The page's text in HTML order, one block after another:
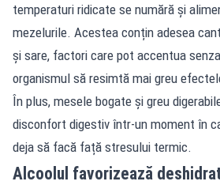
temperaturi ridicate se numără și
mezelurile. Acestea conțin adesea
și sare, factori care pot accentua
organismul să resimtă mai greu
În plus, mesele bogate și greu
disconfort digestiv într-un moment în
deja să facă față stresului termic.
Alcoolul favorizează